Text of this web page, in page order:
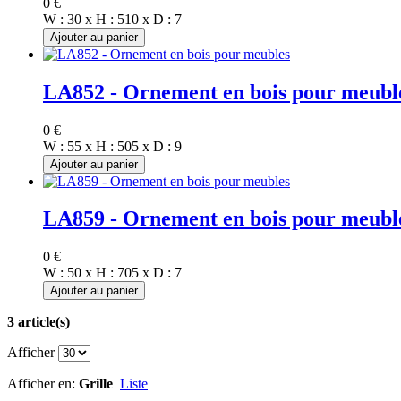
W : 30 x H : 510 x D : 7
Ajouter au panier
LA852 - Ornement en bois pour
0 €
W : 55 x H : 505 x D : 9
Ajouter au panier
LA859 - Ornement en bois pour
0 €
W : 50 x H : 705 x D : 7
Ajouter au panier
3 article(s)
Afficher
Afficher en: Grille Liste